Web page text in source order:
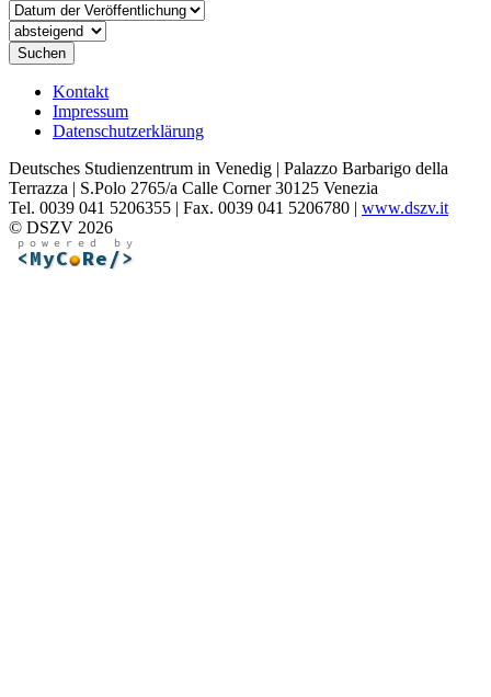
Suchen
Kontakt
Impressum
Datenschutzerklärung
Deutsches Studienzentrum in Venedig | Palazzo Barbarigo della
Terrazza | S.Polo 2765/a Calle Corner 30125 Venezia
Tel. 0039 041 5206355 | Fax. 0039 041 5206780 | www.dszv.it
© DSZV 2026